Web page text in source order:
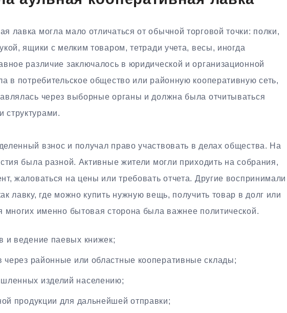
лавка могла мало отличаться от обычной торговой точки: полки,
ящики с мелким товаром, тетради учета, весы, иногда
различие заключалось в юридической и организационной
в потребительское общество или районную кооперативную сеть,
через выборные органы и должна была отчитываться
взнос и получал право участвовать в делах общества. На
была разной. Активные жители могли приходить на собрания,
жаловаться на цены или требовать отчета. Другие воспринимали
лавку, где можно купить нужную вещь, получить товар в долг или
многих именно бытовая сторона была важнее политической.
и ведение паевых книжек;
через районные или областные кооперативные склады;
изделий населению;
продукции для дальнейшей отправки;